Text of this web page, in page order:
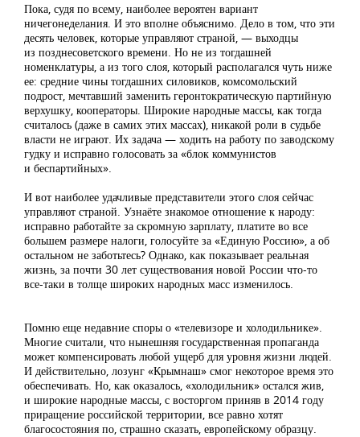
Пока, судя по всему, наиболее вероятен вариант
ничегонеделания. И это вполне объяснимо. Дело в том, что эти
десять человек, которые управляют страной, — выходцы
из позднесоветского времени. Но не из тогдашней
номенклатуры, а из того слоя, который располагался чуть ниже
ее: средние чины тогдашних силовиков, комсомольский
подрост, мечтавший заменить геронтократическую партийную
верхушку, кооператоры. Широкие народные массы, как тогда
считалось (даже в самих этих массах), никакой роли в судьбе
власти не играют. Их задача — ходить на работу по заводскому
гудку и исправно голосовать за «блок коммунистов
и беспартийных».
И вот наиболее удачливые представители этого слоя сейчас
управляют страной. Узнаёте знакомое отношение к народу:
исправно работайте за скромную зарплату, платите во все
большем размере налоги, голосуйте за «Единую Россию», а об
остальном не заботьтесь? Однако, как показывает реальная
жизнь, за почти 30 лет существования новой России что-то
все-таки в толще широких народных масс изменилось.
Помню еще недавние споры о «телевизоре и холодильнике».
Многие считали, что нынешняя государственная пропаганда
может компенсировать любой ущерб для уровня жизни людей.
И действительно, лозунг «Крымнаш» смог некоторое время это
обеспечивать. Но, как оказалось, «холодильник» остался жив,
и широкие народные массы, с восторгом приняв в 2014 году
приращение российской территории, все равно хотят
благосостояния по, страшно сказать, европейскому образцу.